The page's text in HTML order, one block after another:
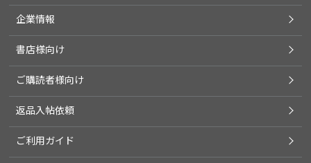
企業情報
書店様向け
ご購読者様向け
返品入帖依頼
ご利用ガイド